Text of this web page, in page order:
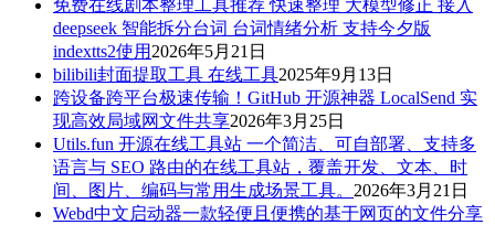
免费在线剧本整理工具推荐 快速整理 大模型修正 接入
deepseek 智能拆分台词 台词情绪分析 支持今夕版
indextts2使用 2026年5月21日
bilibili封面提取工具 在线工具2025年9月13日
跨设备跨平台极速传输！GitHub 开源神器 LocalSend 实
现高效局域网文件共享2026年3月25日
Utils.fun 开源在线工具站 一个简洁、可自部署、支持多
语言与 SEO 路由的在线工具站，覆盖开发、文本、时
间、图片、编码与常用生成场景工具。 2026年3月21日
Webd中文启动器一款轻便且便携的基于网页的文件分享